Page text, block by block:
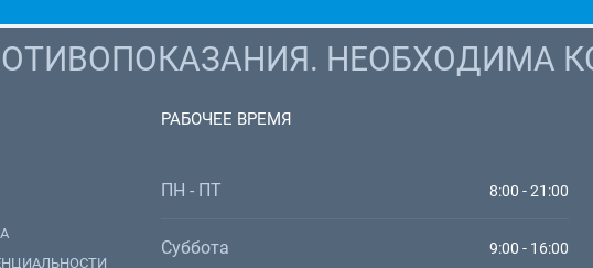
НЕОБХОДИМА
РАБОЧЕЕ ВРЕМЯ
ПН - ПТ 8:00 - 21:00
Суббота 9:00 - 16:00